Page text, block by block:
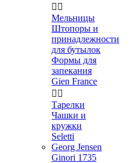
 
Мельницы
Штопоры и
принадлежности
для бутылок
Формы для
запекания
Gien France
 
Тарелки
Чашки и
кружки
Seletti
Georg Jensen
Ginori 1735